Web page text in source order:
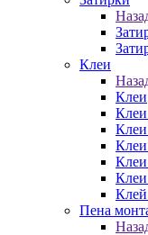
Клеи
Клеи
Клеи
Клеи
Клеи
Клей
Пена